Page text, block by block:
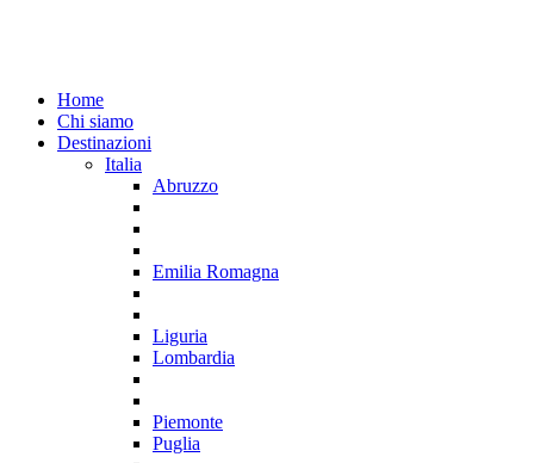
Home
Chi siamo
Destinazioni
Italia
Abruzzo
Emilia Romagna
Liguria
Lombardia
Piemonte
Puglia